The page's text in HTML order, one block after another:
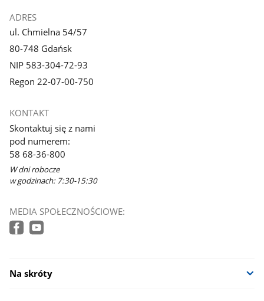
ADRES
ul. Chmielna 54/57
80-748 Gdańsk
NIP 583-304-72-93
Regon 22-07-00-750
KONTAKT
Skontaktuj się z nami
pod numerem:
58 68-36-800
W dni robocze
w godzinach: 7:30-15:30
MEDIA SPOŁECZNOŚCIOWE:
Na skróty